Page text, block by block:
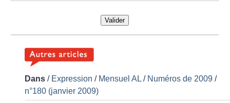
Valider
Dans / Expression / Mensuel AL / Numéros de 2009 /
n°180 (janvier 2009)